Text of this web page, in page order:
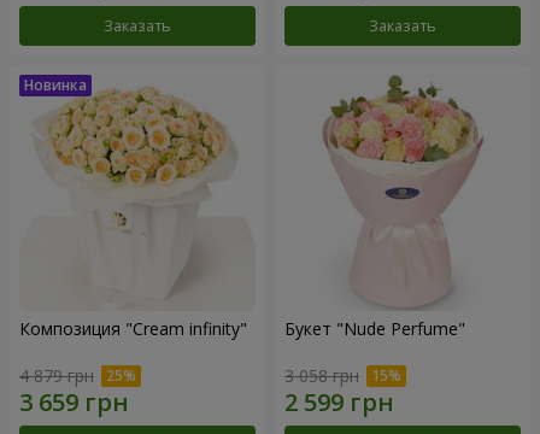
Заказать Заказать
Композиция "Cream infinity"
4 879 грн
Букет "Nude Perfume"
3 058 грн